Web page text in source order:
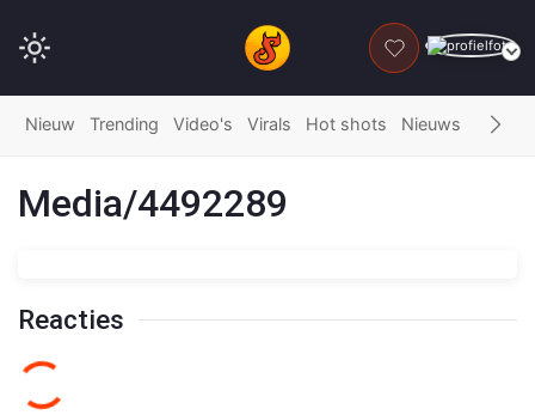
DONEER
Nieuw Trending Video's Virals Hot shots Nieuws Fails
Media/4492289
Reacties